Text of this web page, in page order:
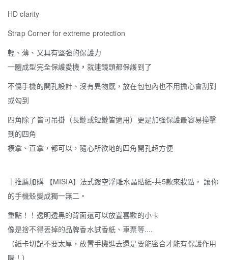
HD clarity
Strap Corner for extreme protection
輕、薄、又具有堅強的保護力
一體成型完全保護愛機 ， 就連鏡頭都保護到了
不傷手機的開孔設計、沒有異物感，放在包包內也不用擔心會刮到
或勾到
四角除了皆可吊掛（長鏈或短鏈皆適用）更是加強保護最容易撞擊
到的四角
橫拿、直拿，都可以，隨心所欲地的四角開孔超方便
｜推薦加購 【MISIA】法式鏤空浮雕水晶貼紙-共5款來妝點， 讓你
的手機殼變成獨一無二。
重點！！透明透黑的背面還可以放置喜歡的小卡
像是捨不得丟掉的品牌香水試香紙、車票等....
（紙卡切記不要太厚，放置手機進去還是要能密合才能有保護作用
喔！）